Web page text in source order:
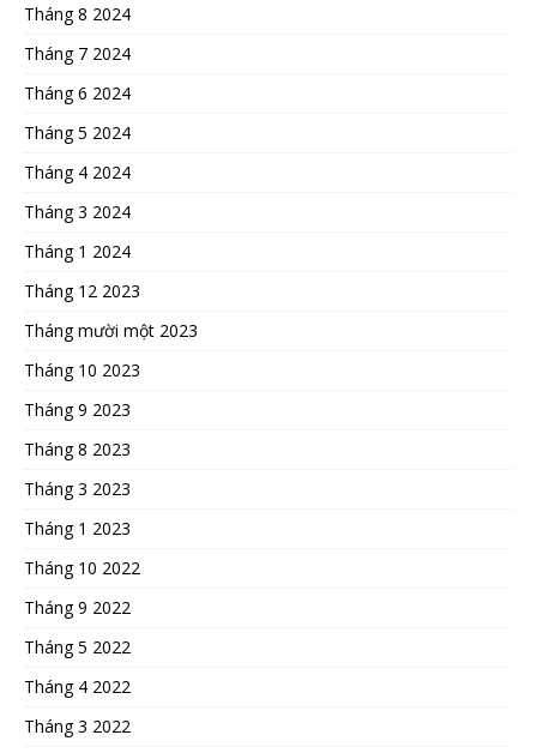
Tháng 8 2024
Tháng 7 2024
Tháng 6 2024
Tháng 5 2024
Tháng 4 2024
Tháng 3 2024
Tháng 1 2024
Tháng 12 2023
Tháng mười một 2023
Tháng 10 2023
Tháng 9 2023
Tháng 8 2023
Tháng 3 2023
Tháng 1 2023
Tháng 10 2022
Tháng 9 2022
Tháng 5 2022
Tháng 4 2022
Tháng 3 2022